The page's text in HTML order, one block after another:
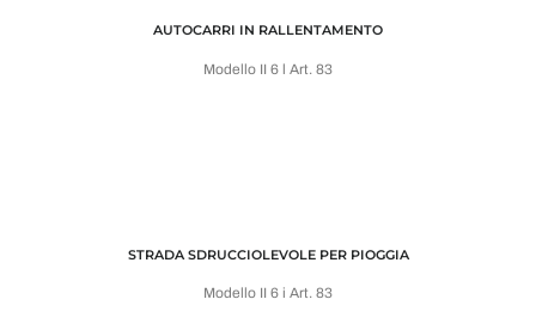
AUTOCARRI IN RALLENTAMENTO
Modello II 6 l Art. 83
STRADA SDRUCCIOLEVOLE PER PIOGGIA
Modello II 6 i Art. 83